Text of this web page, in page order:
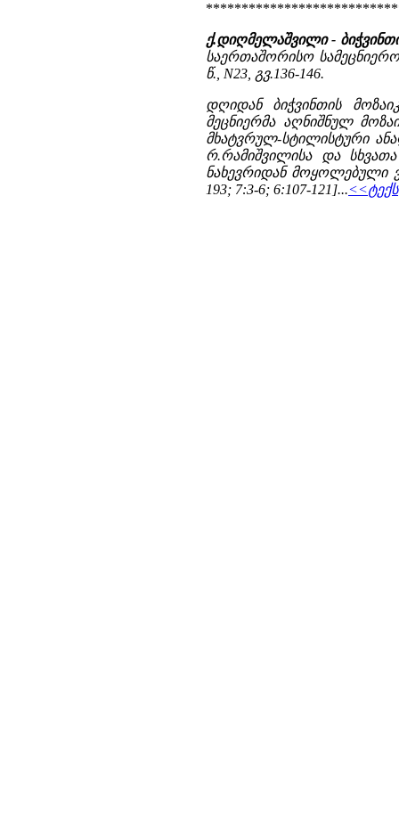
ქ.დიღმელაშვილი -
საერთაშორისო
წ., N23, გვ.136-146.
დღიდან ბიჭვინთის
მეცნიერმა აღნიშნულ
მხატვრულ-სტილისტური
რ.რამიშვილისა და
ნახევრიდან მოყოლებული
193; 7:3-6; 6:107-121]...